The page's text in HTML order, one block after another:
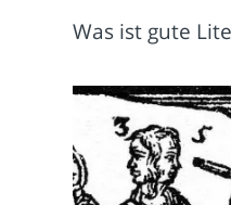
Was ist gute